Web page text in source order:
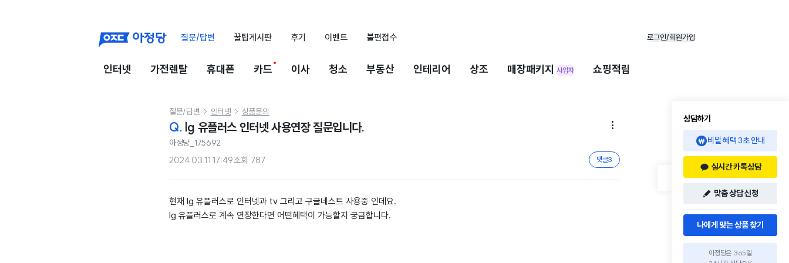
질문/답변 꿀팁게시판 후기 이벤트 불편접수 로그인/회원가입
인터넷 가전렌탈 휴대폰 카드 이사 청소 부동산 인테리어 상조 매장패키지 사업자 쇼핑적립
질문/답변  인터넷  상품문의
Q. lg 유플러스 인터넷 사용연장 질문입니다. 
아정당_175692
2024.03.11 17:49조회 787 댓글3
현재 lg 유플러스로 인터넷과 tv 그리고 구글네스트 사용중 인데요.
lg 유플러스로 계속 연장한다면 어떤혜택이 가능할지 궁금합니다.
상담하기
비밀 혜택 3초 안내
실시간 카톡상담
맞춤 상담 신청
나에게 맞는 상품 찾기
아정당은 365일